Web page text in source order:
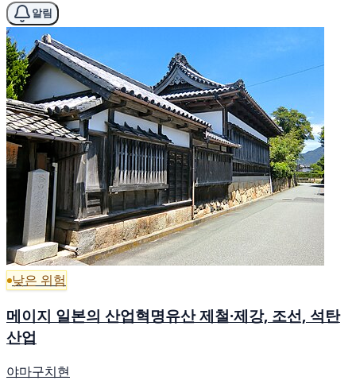
알림
낮은 위험
메이지 일본의 산업혁명유산 제철·제강, 조선, 석탄
산업
야마구치현